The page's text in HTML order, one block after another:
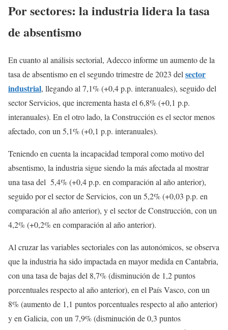
Por sectores: la industria lidera la tasa
de absentismo
En cuanto al análisis sectorial, Adecco informe un aumento de la
tasa de absentismo en el segundo trimestre de 2023 del sector
industrial, llegando al 7,1% (+0,4 p.p. interanuales), seguido del
sector Servicios, que incrementa hasta el 6,8% (+0,1 p.p.
interanuales). En el otro lado, la Construcción es el sector menos
afectado, con un 5,1% (+0,1 p.p. interanuales).
Teniendo en cuenta la incapacidad temporal como motivo del
absentismo, la industria sigue siendo la más afectada al mostrar
una tasa del 5,4% (+0,4 p.p. en comparación al año anterior),
seguido por el sector de Servicios, con un 5,2% (+0,03 p.p. en
comparación al año anterior), y el sector de Construcción, con un
4,2% (+0,2% en comparación al año anterior).
Al cruzar las variables sectoriales con las autonómicos, se observa
que la industria ha sido impactada en mayor medida en Cantabria,
con una tasa de bajas del 8,7% (disminución de 1,2 puntos
porcentuales respecto al año anterior), en el País Vasco, con un
8% (aumento de 1,1 puntos porcentuales respecto al año anterior)
y en Galicia, con un 7,9% (disminución de 0,3 puntos